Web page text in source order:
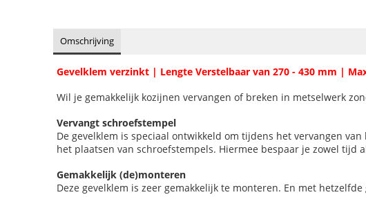
Omschrijving
Gevelklem verzinkt | Lengte Verstelbaar van 270 - 430 mm |
Wil je gemakkelijk kozijnen vervangen of breken in metselwerk
Vervangt schroefstempel
De gevelklem is speciaal ontwikkeld om tijdens het vervangen
het plaatsen van schroefstempels. Hiermee bespaar je zowel tijd
Gemakkelijk (de)monteren
Deze gevelklem is zeer gemakkelijk te monteren. En met